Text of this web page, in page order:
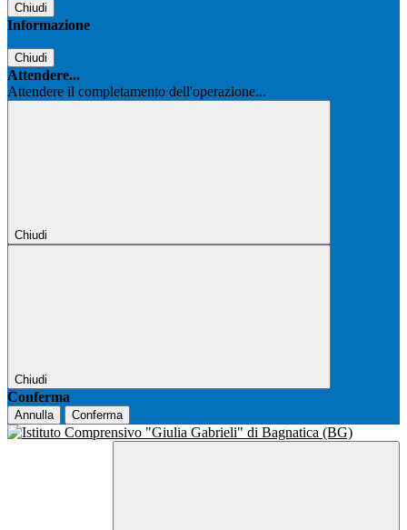
Chiudi
Informazione
Chiudi
Attendere...
Attendere il completamento dell'operazione...
Chiudi
Chiudi
Conferma
Annulla Conferma